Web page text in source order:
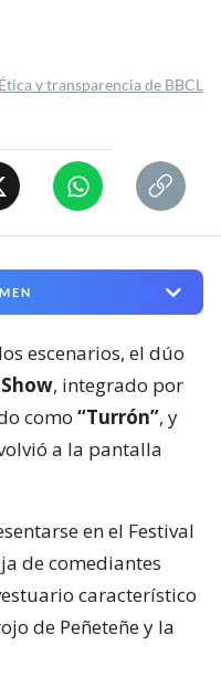
Ética y transparencia de BBCL
escenarios, el dúo
, integrado por
como “Turrón”, y
a la pantalla
en el Festival
de comediantes
característico
de Peñeteñe y la